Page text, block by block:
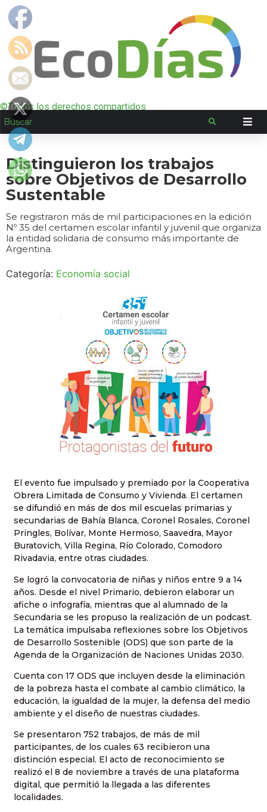
©Todos los derechos compartidos
Distinguieron los trabajos
sobre Objetivos de Desarrollo
Sustentable
Se registraron más de mil participaciones en la edición
Nº 35 del certamen escolar infantil y juvenil que organiza
la entidad solidaria de consumo más importante de
Argentina.
Categoría: Economía social
El evento fue impulsado y premiado por la Cooperativa
Obrera Limitada de Consumo y Vivienda. El certamen
se difundió en más de dos mil escuelas primarias y
secundarias de Bahía Blanca, Coronel Rosales, Coronel
Pringles, Bolívar, Monte Hermoso, Saavedra, Mayor
Buratovich, Villa Regina, Río Colorado, Comodoro
Rivadavia, entre otras ciudades.
Se logró la convocatoria de niñas y niños entre 9 a 14
años. Desde el nivel Primario, debieron elaborar un
afiche o infografía, mientras que al alumnado de la
Secundaria se les propuso la realización de un podcast.
La temática impulsaba reflexiones sobre los Objetivos
de Desarrollo Sostenible (ODS) que son parte de la
Agenda de la Organización de Naciones Unidas 2030.
Cuenta con 17 ODS que incluyen desde la eliminación
de la pobreza hasta el combate al cambio climático, la
educación, la igualdad de la mujer, la defensa del medio
ambiente y el diseño de nuestras ciudades.
Se presentaron 752 trabajos, de más de mil
participantes, de los cuales 63 recibieron una
distinción especial. El acto de reconocimiento se
realizó el 8 de noviembre a través de una plataforma
digital, que permitió la llegada a las diferentes
localidades.